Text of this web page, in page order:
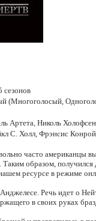
сезонов
(Многоголосый,
Артета, Николь
С. Холл, Фрэнсис
часто американцы
образом,
ресурсе в режиме
Речь идет о
в своих руках